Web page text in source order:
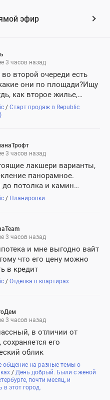
эфир
3 часов назад
второй очереди есть
они по площади?Ищу
как второе жилье,
/ Старт продаж в Republic
3 часов назад
лакшери варианты,
панорамное.
до потолка и камин
дровах, у них
/ Планировки
3 часов назад
и мне выгодно вайт
что его цену можно
в кредит
/ Отделка в квартирах
3 часов назад
в отличии от
его
облик
общение на разные темы о
/ День добрый. Были с женой
почти месяц, и
в этот город.